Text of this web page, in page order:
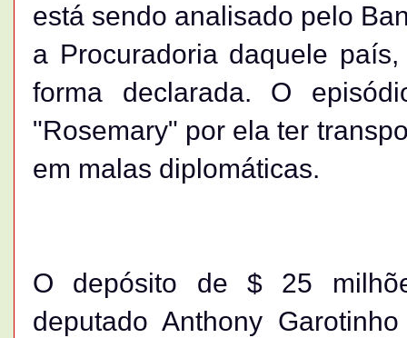
está sendo analisado pelo
a Procuradoria daquele
forma declarada. O
"Rosemary" por ela ter
em malas diplomáticas.
O depósito de $ 25
deputado Anthony